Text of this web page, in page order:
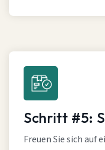
Schritt #5:
Freuen Sie sich auf